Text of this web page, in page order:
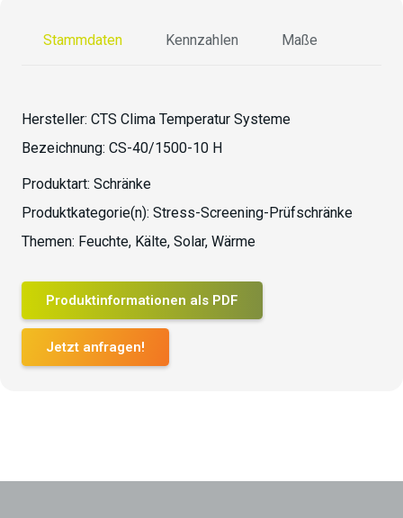
Stammdaten Kennzahlen Maße
Hersteller: CTS Clima Temperatur Systeme
Bezeichnung: CS-40/1500-10 H
Produktart: Schränke
Produktkategorie(n): Stress-Screening-Prüfschränke
Themen: Feuchte, Kälte, Solar, Wärme
Produktinformationen als PDF
Jetzt anfragen!